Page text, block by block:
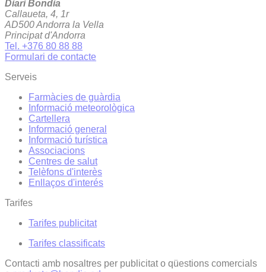
Diari Bondia
Callaueta, 4, 1r
AD500 Andorra la Vella
Principat d'Andorra
Tel. +376 80 88 88
Formulari de contacte
Serveis
Farmàcies de guàrdia
Informació meteorològica
Cartellera
Informació general
Informació turística
Associacions
Centres de salut
Telèfons d'interès
Enllaços d'interés
Tarifes
Tarifes publicitat
Tarifes classificats
Contacti amb nosaltres per publicitat o qüestions comercials